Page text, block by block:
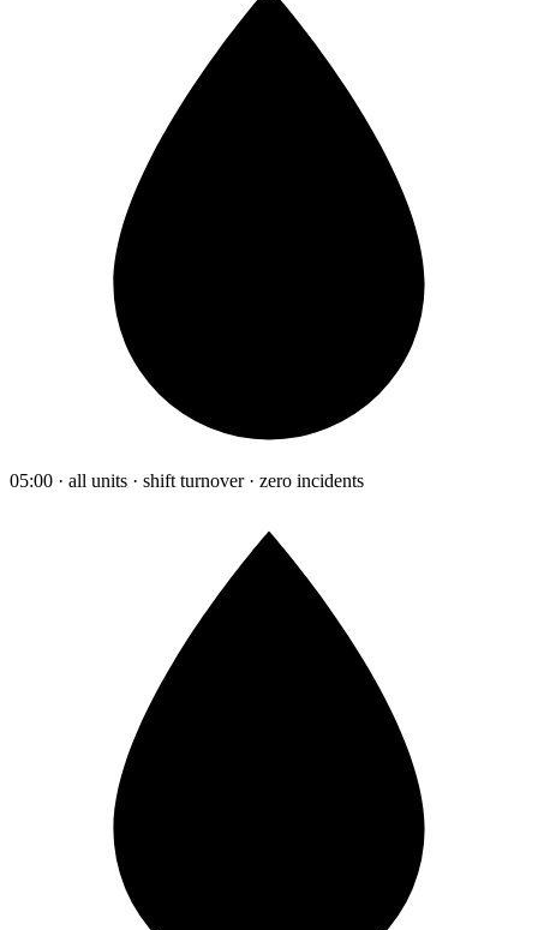
05:00 · all units · shift turnover · zero incidents